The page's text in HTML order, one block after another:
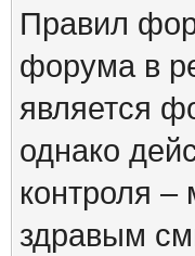
Правил
форума в
является
однако
контроля –
здравым